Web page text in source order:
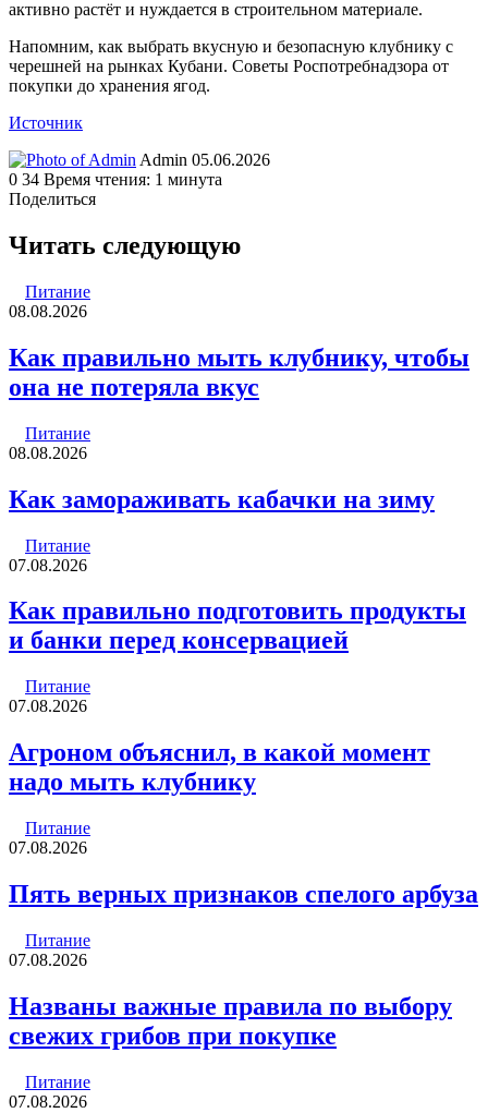
активно растёт и нуждается в строительном материале.
Напомним, как выбрать вкусную и безопасную клубнику с
черешней на рынках Кубани. Советы Роспотребнадзора от
покупки до хранения ягод.
Источник
Admin Send
an
05.06.2026
0 34 Время чтения: 1 минута
Поделиться
через
электронную
Читать следующую
Питание
08.08.2026
Как правильно мыть клубнику, чтобы
она не потеряла вкус
Питание
08.08.2026
Как замораживать кабачки на зиму
Питание
07.08.2026
Как правильно подготовить продукты
и банки перед консервацией
Питание
07.08.2026
Агроном объяснил, в какой момент
надо мыть клубнику
Питание
07.08.2026
Пять верных признаков спелого арбуза
Питание
07.08.2026
Названы важные правила по выбору
свежих грибов при покупке
Питание
07.08.2026